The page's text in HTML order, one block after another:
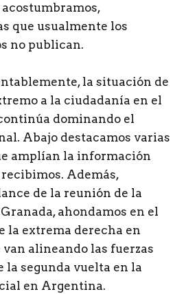
que usualmente los
no publican.
la situación de
a la ciudadanía en el
dominando el
Abajo destacamos varias
amplían la información
Además,
de la reunión de la
ahondamos en el
la extrema derecha en
alineando las fuerzas
la segunda vuelta en la
en Argentina.